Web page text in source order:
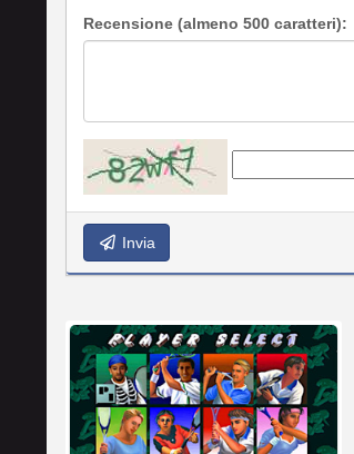
Recensione (almeno 500 caratteri):
Invia